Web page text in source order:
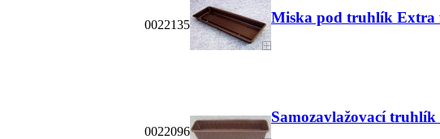
0022135 Miska pod truhlík Extra
0022096
Samozavlažovací truhlík